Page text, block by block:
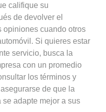
califique su
de devolver el
opiniones cuando otros
Si quieres estar
servicio, busca la
con un promedio
los términos y
de que la
adapte mejor a sus